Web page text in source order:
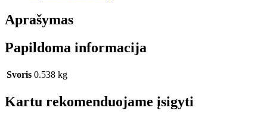
Aprašymas
Papildoma informacija
Svoris 0.538 kg
Kartu rekomenduojame įsigyti